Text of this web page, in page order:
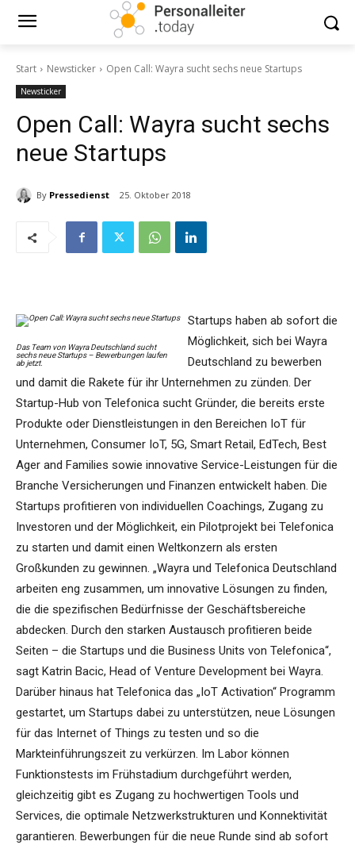
Start Newsticker Open Call: Wayra sucht sechs neue Startups
Newsticker
Open Call: Wayra sucht sechs
neue Startups
By Pressedienst 25. Oktober 2018
Das Team von Wayra Deutschland sucht
sechs neue Startups – Bewerbungen laufen
ab jetzt.
Startups haben ab sofort die
Möglichkeit, sich bei Wayra
Deutschland zu bewerben
und damit die Rakete für ihr Unternehmen zu zünden. Der
Startup-Hub von Telefonica sucht Gründer, die bereits erste
Produkte oder Dienstleistungen in den Bereichen IoT für
Unternehmen, Consumer IoT, 5G, Smart Retail, EdTech, Best
Ager and Families sowie innovative Service-Leistungen für die
Branche Versicherungen und Finanzen entwickelt haben. Die
Startups profitieren von individuellen Coachings, Zugang zu
Investoren und der Möglichkeit, ein Pilotprojekt bei Telefonica
zu starten und damit einen Weltkonzern als ersten
Großkunden zu gewinnen. „Wayra und Telefonica Deutschland
arbeiten eng zusammen, um innovative Lösungen zu finden,
die die spezifischen Bedürfnisse der Geschäftsbereiche
abdecken. Durch den starken Austausch profitieren beide
Seiten – die Startups und die Business Units von Telefonica“,
sagt Katrin Bacic, Head of Venture Development bei Wayra.
Darüber hinaus hat Telefonica das „IoT Activation“ Programm
gestartet, um Startups dabei zu unterstützen, neue Lösungen
für das Internet of Things zu testen und so die
Markteinführungszeit zu verkürzen. Im Labor können
Funktionstests im Frühstadium durchgeführt werden,
gleichzeitig gibt es Zugang zu hochwertigen Tools und
Services, die optimale Netzwerkstrukturen und Konnektivität
garantieren. Bewerbungen für die neue Runde sind ab sofort